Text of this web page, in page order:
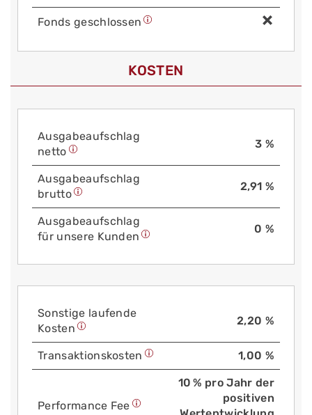
Fonds geschlossen
KOSTEN
Aus­gabe­auf­schlag
netto
3 %
Aus­gabe­auf­schlag
brutto
2,91 %
Aus­gabe­auf­schlag
für unsere Kunden
0 %
Sonstige laufende
Kosten
2,20 %
Trans­aktions­kosten 1,00 %
Performance Fee
10 % pro Jahr der
positiven